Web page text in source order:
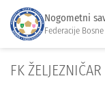
Nogometni
Federacije
FK ŽELJEZNIČAR